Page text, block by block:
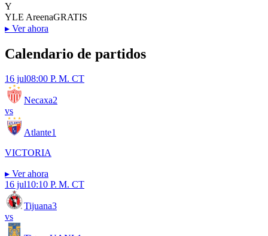
Y
YLE AreenaGRATIS
▸ Ver ahora
Calendario de partidos
16 jul08:00 P. M. CT
Necaxa2
vs
Atlante1
VICTORIA
▸ Ver ahora
16 jul10:10 P. M. CT
Tijuana3
vs